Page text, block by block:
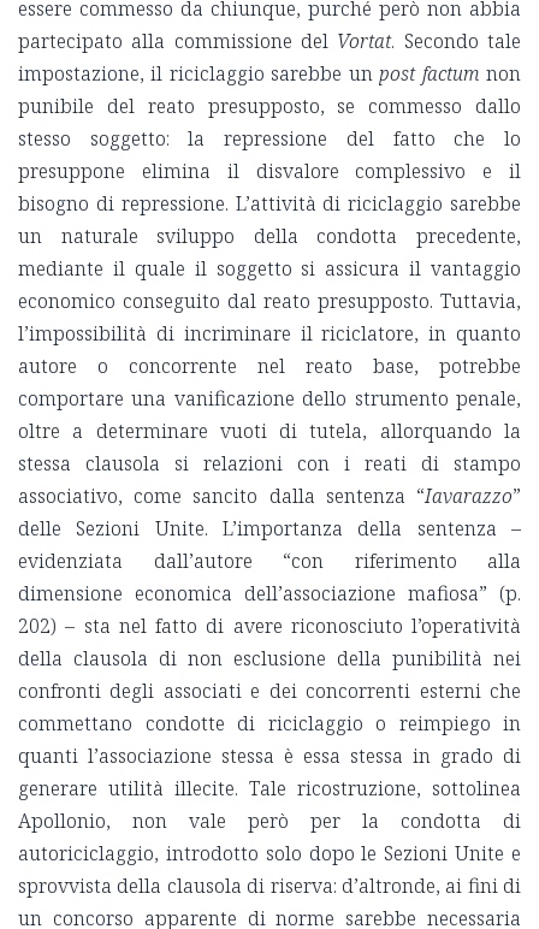
essere commesso da chiunque, purché però non abbia
partecipato alla commissione del Vortat. Secondo tale
impostazione, il riciclaggio sarebbe unpost factum non
punibile del reato presupposto, se commesso dallo
stesso soggetto: la repressione del fatto che lo
presuppone elimina il disvalore complessivo e il
bisogno di repressione. L’attività di riciclaggio sarebbe
un naturale sviluppo della condotta precedente,
mediante il quale il soggetto si assicura il vantaggio
economico conseguito dal reato presupposto. Tuttavia,
l’impossibilità di incriminare il riciclatore, in quanto
autore o concorrente nel reato base, potrebbe
comportare una vanificazione dello strumento penale,
oltre a determinare vuoti di tutela, allorquando la
stessa clausola si relazioni con i reati di stampo
associativo, come sancito dalla sentenza “Iavarazzo”
delle Sezioni Unite. L’importanza della sentenza –
evidenziata dall’autore “con riferimento alla
dimensione economica dell’associazione mafiosa” (p.
202) – sta nel fatto di avere riconosciuto l’operatività
della clausola di non esclusione della punibilità nei
confronti degli associati e dei concorrenti esterni che
commettano condotte di riciclaggio o reimpiego in
quanti l’associazione stessa è essa stessa in grado di
generare utilità illecite. Tale ricostruzione, sottolinea
Apollonio, non vale però per la condotta di
autoriciclaggio, introdotto solo dopo le Sezioni Unite e
sprovvista della clausola di riserva: d’altronde, ai fini di
un concorso apparente di norme sarebbe necessaria